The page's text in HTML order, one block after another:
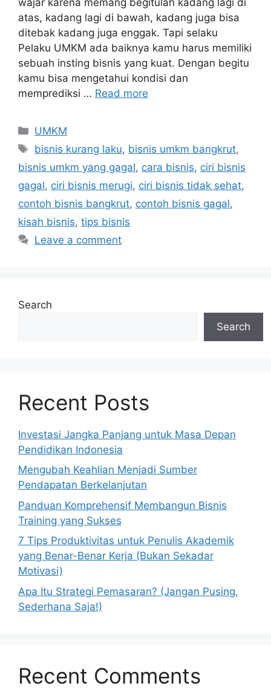
atas, kadang lagi di bawah, kadang juga bisa
ditebak kadang juga enggak. Tapi selaku
Pelaku UMKM ada baiknya kamu harus memiliki
sebuah insting bisnis yang kuat. Dengan begitu
kamu bisa mengetahui kondisi dan
memprediksi … Read more
UMKM
bisnis kurang laku, bisnis umkm bangkrut,
bisnis umkm yang gagal, cara bisnis, ciri bisnis
gagal, ciri bisnis merugi, ciri bisnis tidak sehat,
contoh bisnis bangkrut, contoh bisnis gagal,
kisah bisnis, tips bisnis
Leave a comment
Search
Search
Recent Posts
Investasi Jangka Panjang untuk Masa Depan
Pendidikan Indonesia
Mengubah Keahlian Menjadi Sumber
Pendapatan Berkelanjutan
Panduan Komprehensif Membangun Bisnis
Training yang Sukses
7 Tips Produktivitas untuk Penulis Akademik
yang Benar-Benar Kerja (Bukan Sekadar
Motivasi)
Apa Itu Strategi Pemasaran? (Jangan Pusing,
Sederhana Saja!)
Recent Comments